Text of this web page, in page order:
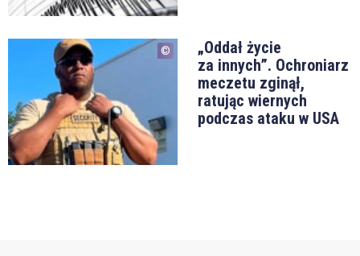
„Oddał życie
za innych”. Ochroniarz
meczetu zginął,
ratując wiernych
podczas ataku w USA